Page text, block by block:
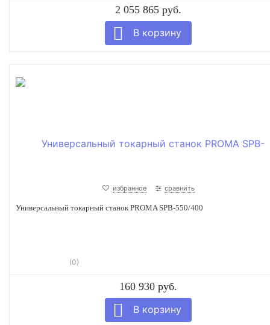
2 055 865 руб.
избранное сравнить
Универсальный токарный станок PROMA SPB-550/400
(0)
160 930 руб.